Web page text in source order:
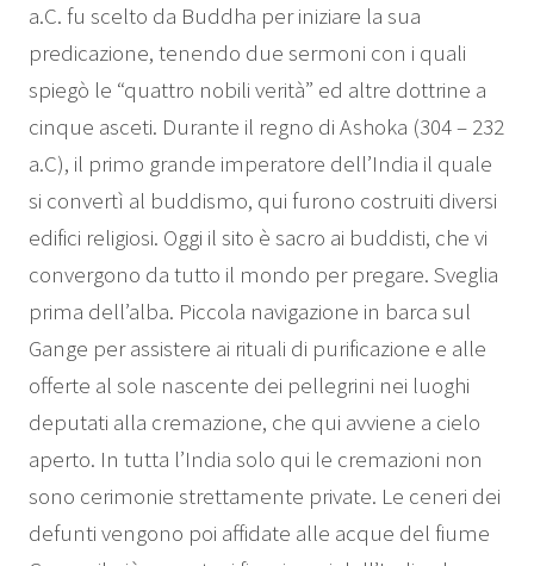
a.C. fu scelto da Buddha per iniziare la sua
predicazione, tenendo due sermoni con i quali
spiegò le “quattro nobili verità” ed altre dottrine a
cinque asceti. Durante il regno di Ashoka (304 – 232
a.C), il primo grande imperatore dell’India il quale
si convertì al buddismo, qui furono costruiti diversi
edifici religiosi. Oggi il sito è sacro ai buddisti, che vi
convergono da tutto il mondo per pregare. Sveglia
prima dell’alba. Piccola navigazione in barca sul
Gange per assistere ai rituali di purificazione e alle
offerte al sole nascente dei pellegrini nei luoghi
deputati alla cremazione, che qui avviene a cielo
aperto. In tutta l’India solo qui le cremazioni non
sono cerimonie strettamente private. Le ceneri dei
defunti vengono poi affidate alle acque del fiume